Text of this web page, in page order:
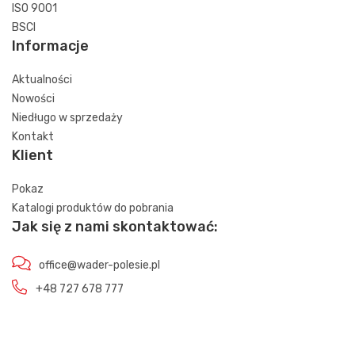
ISO 9001
BSCI
Informacje
Aktualności
Nowości
Niedługo w sprzedaży
Kontakt
Klient
Pokaz
Katalogi produktów do pobrania
Jak się z nami skontaktować:
office@wader-polesie.pl
+48 727 678 777